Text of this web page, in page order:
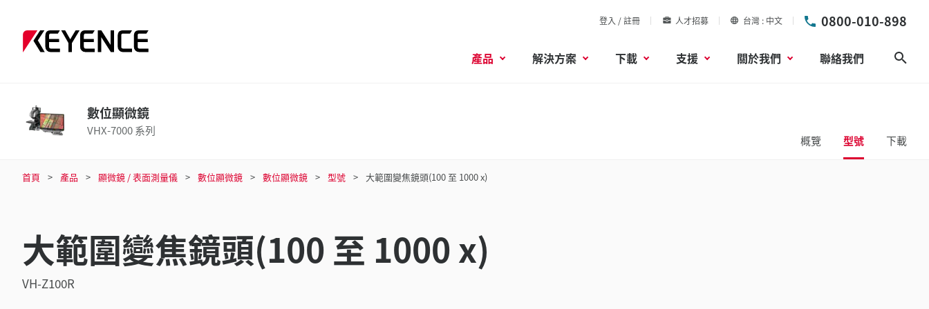
登入 / 註冊 人才招募 台灣 中文 0800-010-898
產品 解決方案 下載 支援 關於我們 聯絡我們
數位顯微鏡
VHX-7000 系列
概覽 型號 下載
首頁 產品 顯微鏡 / 表面測量儀 數位顯微鏡 數位顯微鏡 型號 大範圍變焦鏡頭(100 至 1000 x)
大範圍變焦鏡頭(100 至 1000 x)
VH-Z100R